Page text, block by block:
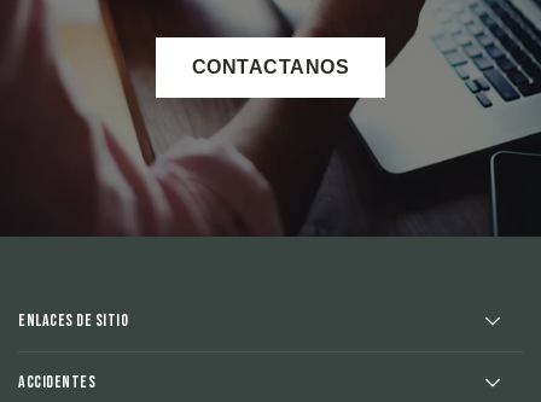
CONTACTANOS
Enlaces de sitio
Accidentes